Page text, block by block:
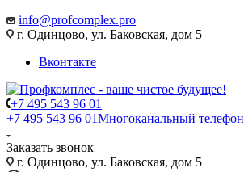
info@profcomplex.pro
г. Одинцово, ул. Баковская, дом 5
Вконтакте
+7 495 543 96 01
+7 495 543 96 01Многоканальный телефон
Заказать звонок
г. Одинцово, ул. Баковская, дом 5